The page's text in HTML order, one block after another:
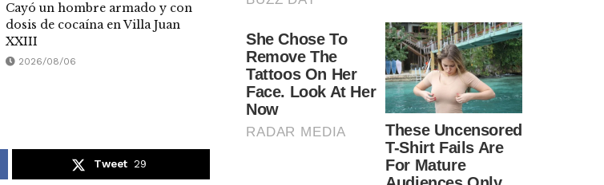
Cayó un hombre armado y con
dosis de cocaína en Villa Juan
XXIII
2026/08/06
Tweet 29